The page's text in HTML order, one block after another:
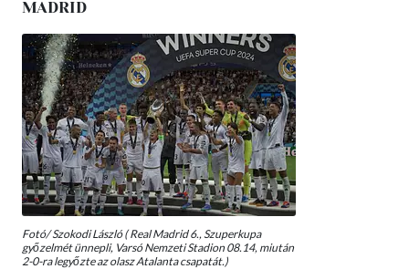
MADRID
Fotó/ Szokodi László ( Real Madrid 6., Szuperkupa
győzelmét ünnepli, Varsó Nemzeti Stadion 08.14, miután
2-0-ra legyőzte az olasz Atalanta csapatát.)